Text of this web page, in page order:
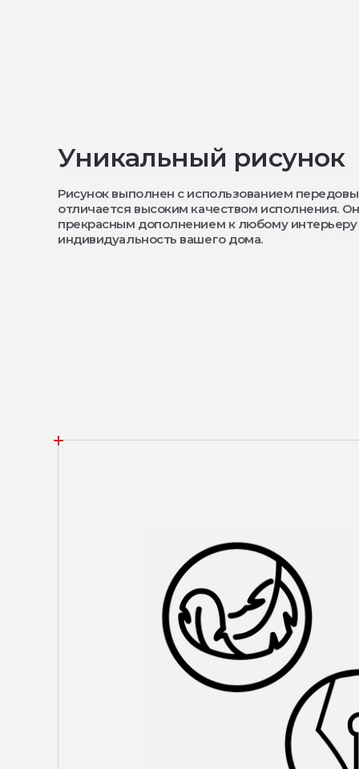
Уникальный рисунок
Рисунок выполнен с использованием
отличается высоким качеством исполнения.
прекрасным дополнением к любому
индивидуальность вашего дома.